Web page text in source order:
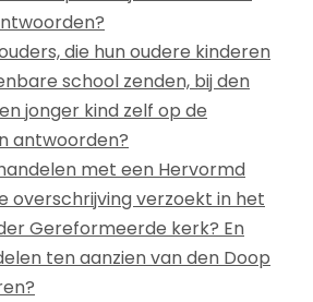
die hun oudere kinderen
school zenden, bij den
jonger kind zelf op de
antwoorden?
met een Hervormd
overschrijving verzoekt in het
Gereformeerde kerk? En
ten aanzien van den Doop